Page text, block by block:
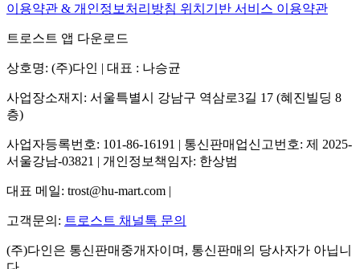
이용약관 & 개인정보처리방침 위치기반 서비스 이용약관
트로스트 앱 다운로드
상호명: (주)다인 | 대표 : 나승균
사업장소재지: 서울특별시 강남구 역삼로3길 17 (혜진빌딩 8
층)
사업자등록번호: 101-86-16191 | 통신판매업신고번호: 제 2025-
서울강남-03821 | 개인정보책임자: 한상범
대표 메일: trost@hu-mart.com |
고객문의: 트로스트 채널톡 문의
(주)다인은 통신판매중개자이며, 통신판매의 당사자가 아닙니